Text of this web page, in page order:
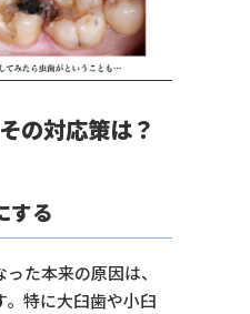
の対応策は？
する
た本来の原因は、
特に大臼歯や小臼